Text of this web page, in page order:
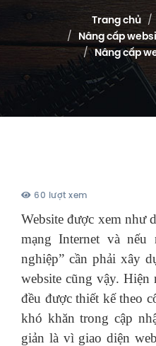
Trang chủ
Nâng cấp
Nâng cấp
60 lượt xem
Website được xem như
mạng Internet và nếu
nghiệp” cần phải xây
website cũng vậy. Hiện
đều được thiết kế theo
khó khăn trong cập
giản là vì giao diện